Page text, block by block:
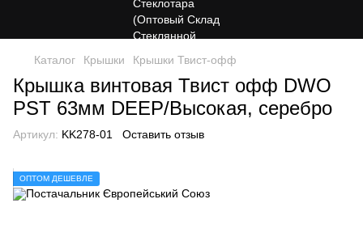
Каталог Крышки Крышки Твист-офф
Крышка винтовая Твист офф DWO
PST 63мм DEEP/Высокая, серебро
Артикул: KK278-01 Оставить отзыв
ОПТОМ ДЕШЕВЛЕ